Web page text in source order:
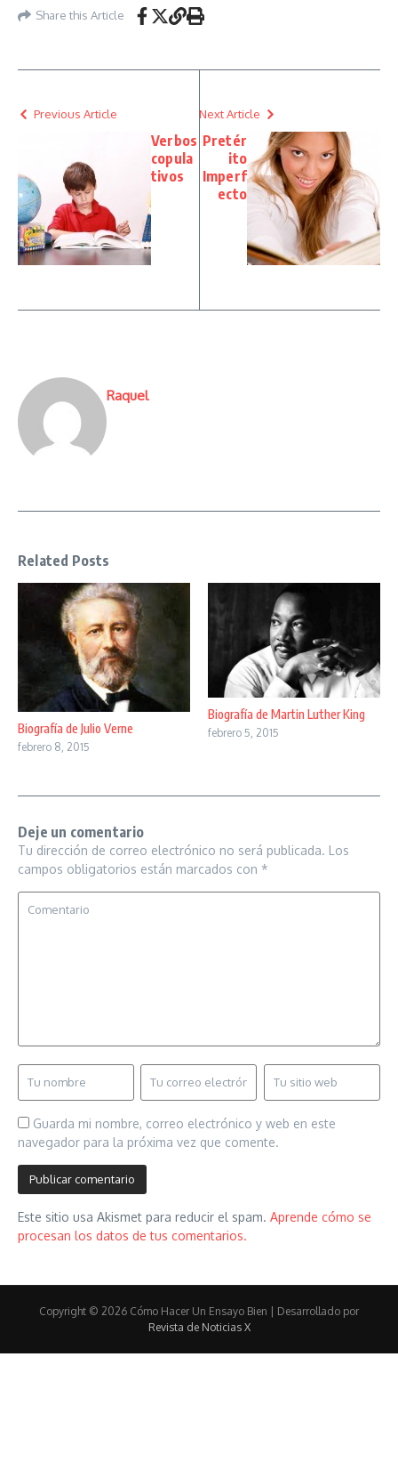
Share this Article
Previous Article
Verbos
copula
tivos
Next Article
Pretér
ito
Imperf
ecto
Raquel
Related Posts
Biografía de Julio Verne
febrero 8, 2015
Biografía de Martin Luther King
febrero 5, 2015
Deje un comentario
Tu dirección de correo electrónico no será publicada. Los
campos obligatorios están marcados con *
Guarda mi nombre, correo electrónico y web en este
navegador para la próxima vez que comente.
Este sitio usa Akismet para reducir el spam. Aprende cómo se
procesan los datos de tus comentarios.
Copyright © 2026 Cómo Hacer Un Ensayo Bien | Desarrollado por
Revista de Noticias X